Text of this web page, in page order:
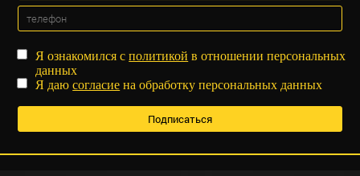
Я ознакомился сполитикой в отношении персональных
данных
Я даюсогласие на обработку персональных данных